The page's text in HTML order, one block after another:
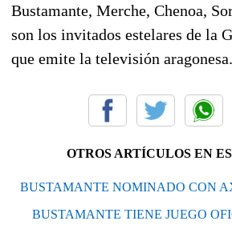
Bustamante, Merche, Chenoa,
son los invitados estelares de la
que emite la televisión aragonesa.
OTROS ARTÍCULOS EN
BUSTAMANTE NOMINADO CON
BUSTAMANTE TIENE JUEGO